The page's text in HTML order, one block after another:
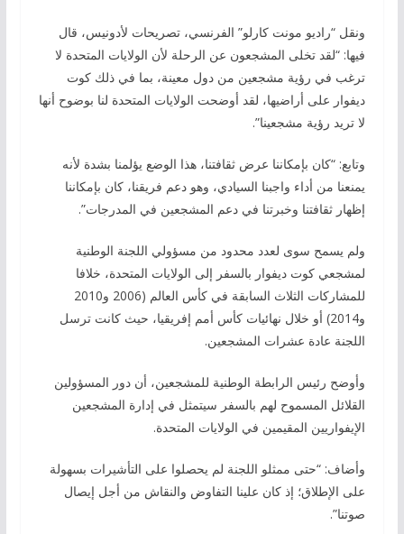
ونقل “راديو مونت كارلو” الفرنسي، تصريحات لأدونيس، قال
فيها: “لقد تخلى المشجعون عن الرحلة لأن الولايات المتحدة لا
ترغب في رؤية مشجعين من دول معينة، بما في ذلك كوت
ديفوار على أراضيها، لقد أوضحت الولايات المتحدة لنا بوضوح أنها
لا تريد رؤية مشجعينا”.
وتابع: “كان بإمكاننا عرض ثقافتنا، هذا الوضع يؤلمنا بشدة لأنه
يمنعنا من أداء واجبنا السيادي، وهو دعم فريقنا، كان بإمكاننا
إظهار ثقافتنا وخبرتنا في دعم المشجعين في المدرجات”.
ولم يسمح سوى لعدد محدود من مسؤولي اللجنة الوطنية
لمشجعي كوت ديفوار بالسفر إلى الولايات المتحدة، خلافا
للمشاركات الثلاث السابقة في كأس العالم (2006 و2010
و2014) أو خلال نهائيات كأس أمم إفريقيا، حيث كانت ترسل
اللجنة عادة عشرات المشجعين.
وأوضح رئيس الرابطة الوطنية للمشجعين، أن دور المسؤولين
القلائل المسموح لهم بالسفر سيتمثل في إدارة المشجعين
الإيفواريين المقيمين في الولايات المتحدة.
وأضاف: “حتى ممثلو اللجنة لم يحصلوا على التأشيرات بسهولة
على الإطلاق؛ إذ كان علينا التفاوض والنقاش من أجل إيصال
صوتنا”.